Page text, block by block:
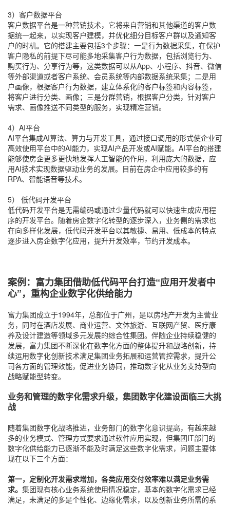
3）客户数据平台
客户数据平台是一种营销技术，它将来自营销和其他渠道的客户数
据统一起来，以实现客户建模，并优化细分目标客户群以及通知客
户的时机。它的搭建主要包括3个步骤：一是行为数据采集，在保护
客户隐私的前提下尽可能多地采集客户行为数据，包括浏览行为、
购买行为、分享行为等，这类数据可以从App、小程序、抖音、微信
等外部渠道或者客户系统、会员系统等内部数据系统采集；二是用
户画像，根据客户行为数据，建立体系化的客户标签和内容标签，
将客户进行分类、画像；三是分群营销，根据客户分类，针对客户
需求、画像推送不同类型的服务，实现精准营销。
4）AI平台
AI平台集成AI算法、算力与开发工具，通过接口调用的形式使企业可
高效使用平台中的AI能力，实现AI产品开发或AI赋能。AI平台的搭建
能够使房企更多更快地发挥人工智能的作用，利用庞大的数据，应
用AI技术实现数据驱动业务的发展。目前在房企中应用较多的有
RPA、智能语音等技术。
5） 低代码开发平台
低代码开发平台是无需编码或通过少量代码就可以快速生成应用程
序的开发平台。随着房企数字化转型的逐步深入，业务侧的需求也
在向多样化发展，低代码开发平台以其敏捷、易用、低成本的特点
逐步进入房企数字化应用，提升开发效率，节约开发成本。
案例：富力集团借助低代码平台打造“应用开发者中
心”，重构企业数字化供给能力
富力集团成立于1994年，总部位于广州，是以房地产开发为主营业
务，同时在酒店发展、商业运营、文体旅游、互联网产贸、医疗康
养及设计建造等领域多元发展的综合性集团。伴随企业持续稳健的
发展，富力集团不断深化在数字化方面的整体提升和战略创新，持
续运用数字化创新技术满足集团业务拓展和运营管控需求，提升公
司各方面的管理效能，促进业务协同，推动数字化从业务支持型向
战略赋能型转变。
业务和管理的数字化需求升级，集团数字化建设面临三大挑
战
随着集团数字化战略推进，业务部门的数字化意识提高，有越来越
多的业务模式、管理方式要求通过软件应用实现，但集团IT部门的
数字化供给能力已逐渐不能及时满足这些数字化需求，问题主要体
现在以下三个方面：
第一，定制化开发需求增加，各类应用交付效率难以满足业务需
求。 集团现有核心业务系统使用情况稳定，基本的数字化需求已经
满足，未满足的多是个性化、边缘化需求，以及创新业务所需的系